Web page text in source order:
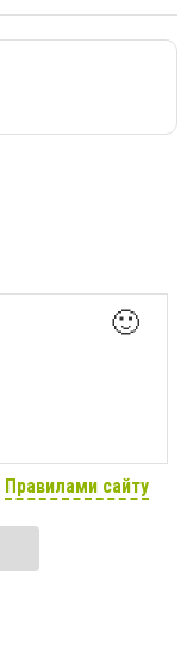
🙂
Правилами сайту